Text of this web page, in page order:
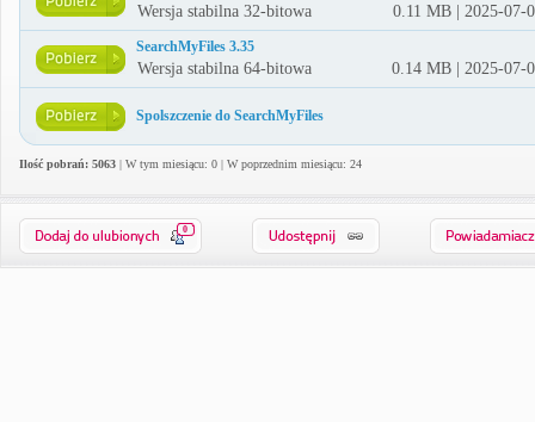
Wersja stabilna 32-bitowa 0.11 MB | 2025-07-
SearchMyFiles 3.35
Wersja stabilna 64-bitowa 0.14 MB | 2025-07-
Spolszczenie do SearchMyFiles
Ilość pobrań: 5063 | W tym miesiącu: 0 | W poprzednim miesiącu: 24
0